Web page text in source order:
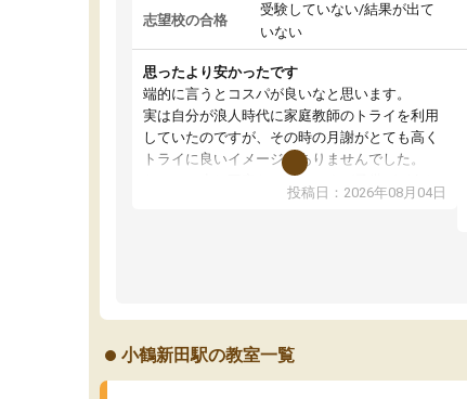
志望校の合格
受験していない/結果が出て
いない
思ったより安かったです
端的に言うとコスパが良いなと思います。
実は自分が浪人時代に家庭教師のトライを利用
していたのですが、その時の月謝がとても高く
トライに良いイメージがありませんでした。
なので、少し不安だったのですが子供がどうし
ても行きたいと言うので利用し始めた形です。
が、それを加味しても通って損はないなと感じ
投稿日：2026年08月04日
小鶴新田駅の教室一覧